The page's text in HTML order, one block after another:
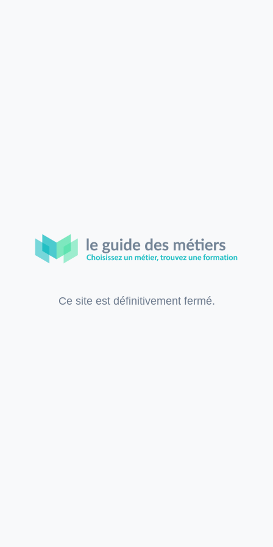
Ce site est définitivement fermé.